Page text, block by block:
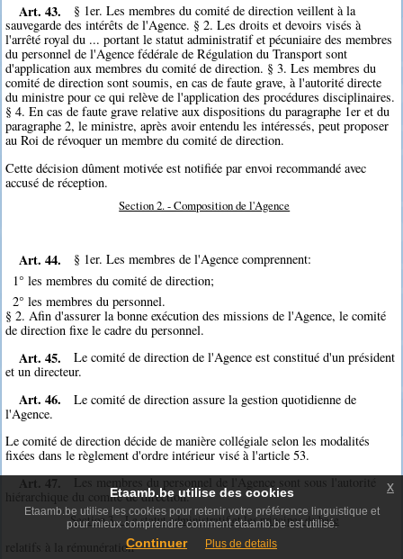
Art. 43.
§ 1er. Les membres du comité de direction veillent à la
sauvegarde des intérêts de l'Agence. § 2. Les droits et devoirs visés à
l'arrêté royal du ... portant le statut administratif et pécuniaire des membres
du personnel de l'Agence fédérale de Régulation du Transport sont
d'application aux membres du comité de direction. § 3. Les membres du
comité de direction sont soumis, en cas de faute grave, à l'autorité directe
du ministre pour ce qui relève de l'application des procédures disciplinaires.
§ 4. En cas de faute grave relative aux dispositions du paragraphe 1er et du
paragraphe 2, le ministre, après avoir entendu les intéressés, peut proposer
au Roi de révoquer un membre du comité de direction.
Cette décision dûment motivée est notifiée par envoi recommandé avec
accusé de réception.
Section 2. - Composition de l'Agence
Art. 44.
§ 1er. Les membres de l'Agence comprennent:
1° les membres du comité de direction;
2° les membres du personnel.
§ 2. Afin d'assurer la bonne exécution des missions de l'Agence, le comité
de direction fixe le cadre du personnel.
Art. 45.
Le comité de direction de l'Agence est constitué d'un président
et un directeur.
Art. 46.
Le comité de direction assure la gestion quotidienne de
l'Agence.
Le comité de direction décide de manière collégiale selon les modalités
fixées dans le règlement d'ordre intérieur visé à l'article 53.
Art. 47.
Les membres du personnel de l'Agence sont sous l'autorité
hiérarchique du comité de direction.
Section 3. - Le statut administratif et les principes de base
relatifs à la rémunération
Etaamb.be utilise des cookies
Etaamb.be utilise les cookies pour retenir votre préférence linguistique et
pour mieux comprendre comment etaamb.be est utilisé.
Continuer Plus de details
x